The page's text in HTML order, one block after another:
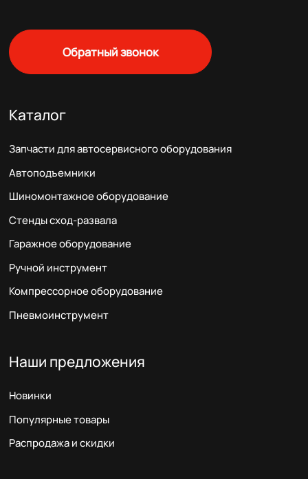
Обратный звонок
Каталог
Запчасти для автосервисного оборудования
Автоподъемники
Шиномонтажное оборудование
Стенды сход-развала
Гаражное оборудование
Ручной инструмент
Компрессорное оборудование
Пневмоинструмент
Наши предложения
Новинки
Популярные товары
Распродажа и скидки